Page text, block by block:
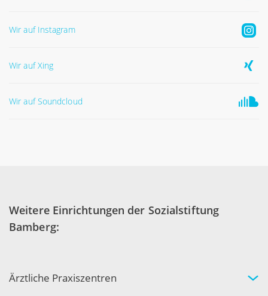
Wir auf Instagram
Wir auf Xing
Wir auf Soundcloud
Weitere Einrichtungen der Sozialstiftung
Bamberg:
Ärztliche Praxiszentren